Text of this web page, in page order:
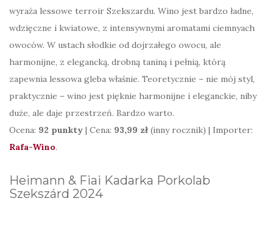
wyraża lessowe terroir Szekszardu. Wino jest bardzo ładne,
wdzięczne i kwiatowe, z intensywnymi aromatami ciemnyach
owoców. W ustach słodkie od dojrzałego owocu, ale
harmonijne, z elegancką, drobną taniną i pełnią, którą
zapewnia lessowa gleba właśnie. Teoretycznie – nie mój styl,
praktycznie – wino jest pięknie harmonijne i eleganckie, niby
duże, ale daje przestrzeń. Bardzo warto.
Ocena: 92 punkty | Cena: 93,99 zł (inny rocznik) | Importer:
Rafa-Wino.
Heimann & Fiai Kadarka Porkolab
Szekszárd 2024